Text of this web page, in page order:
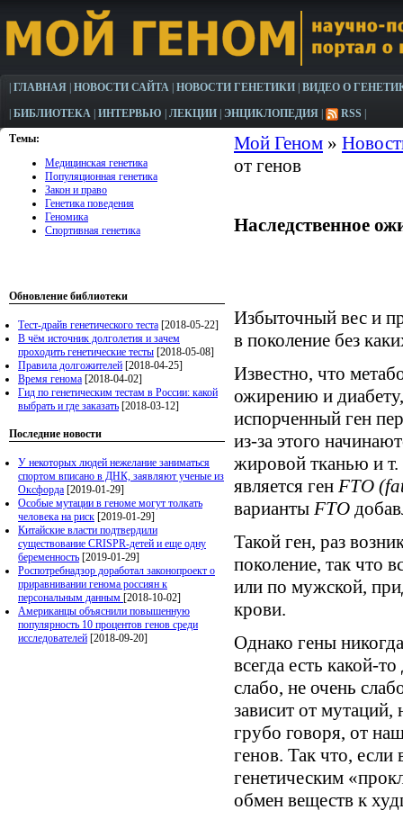
ГЛАВНАЯ НОВОСТИ САЙТА НОВОСТИ ГЕНЕТИКИ ВИДЕО О
БИБЛИОТЕКА ИНТЕРВЬЮ ЛЕКЦИИ ЭНЦИКЛОПЕДИЯ RSS
Темы:
Медицинская генетика
Популяционная генетика
Закон и право
Генетика поведения
Геномика
Спортивная генетика
Обновление библиотеки
Тест-драйв генетического теста [2018-05-22]
В чём источник долголетия и зачем
проходить генетические тесты [2018-05-08]
Правила долгожителей [2018-04-25]
Время генома [2018-04-02]
Гид по генетическим тестам в России: какой
выбрать и где заказать [2018-03-12]
Последние новости
У некоторых людей нежелание заниматься
спортом вписано в ДНК, заявляют ученые из
Оксфорда [2019-01-29]
Особые мутации в геноме могут толкать
человека на риск [2019-01-29]
Китайские власти подтвердили
существование CRISPR-детей и еще одну
беременность [2019-01-29]
Роспотребнадзор доработал законопроект о
приравнивании генома россиян к
персональным данным [2018-10-02]
Американцы объяснили повышенную
популярность 10 процентов генов среди
исследователей [2018-09-20]
Мой Геном »
от генов
Наследственное
Избыточный вес и
в поколение без
Известно, что
ожирению и
испорченный ген
из-за этого
жировой тканью и
является ген FTO
варианты FTO
Такой ген, раз
поколение, так что
или по мужской,
крови.
Однако гены
всегда есть какой-
слабо, не очень
зависит от
грубо говоря, от
генов. Так что, если
генетическим
обмен веществ к